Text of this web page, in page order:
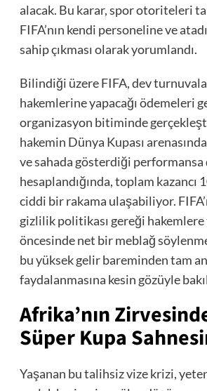
alacak. Bu karar, spor otoriteleri
FIFA’nın kendi personeline ve
sahip çıkması olarak yorumlandı.
Bilindiği üzere FIFA, dev
hakemlerine yapacağı ödemeleri
organizasyon bitiminde
hakemin Dünya Kupası
ve sahada gösterdiği performansa
hesaplandığında, toplam kazancı
ciddi bir rakama ulaşabiliyor.
gizlilik politikası gereği
öncesinde net bir meblağ
bu yüksek gelir bareminden tam
faydalanmasına kesin gözüyle
Afrika’nın
Süper Kupa
Yaşanan bu talihsiz vize krizi,